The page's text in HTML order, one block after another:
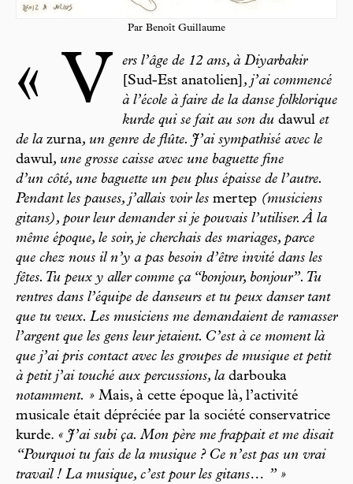
Par Benoît Guillaume
« V
ers l’âge de 12 ans, à Diyarbakir
[Sud-Est anatolien] , j’ai commencé
à l’école à faire de la danse folklorique
kurde qui se fait au son du dawul et
de la zurna, un genre de flûte. J’ai sympathisé avec le
dawul, une grosse caisse avec une baguette fine
d’un côté, une baguette un peu plus épaisse de l’autre.
Pendant les pauses, j’allais voir les mertep (musiciens
gitans), pour leur demander si je pouvais l’utiliser. À la
même époque, le soir, je cherchais des mariages, parce
que chez nous il n’y a pas besoin d’être invité dans les
fêtes. Tu peux y aller comme ça “bonjour, bonjour”. Tu
rentres dans l’équipe de danseurs et tu peux danser tant
que tu veux. Les musiciens me demandaient de ramasser
l’argent que les gens leur jetaient. C’est à ce moment là
que j’ai pris contact avec les groupes de musique et petit
à petit j’ai touché aux percussions, la darbouka
notamment. » Mais, à cette époque là, l’activité
musicale était dépréciée par la société conservatrice
kurde. « J’ai subi ça. Mon père me frappait et me disait
“Pourquoi tu fais de la musique ? Ce n’est pas un vrai
travail ! La musique, c’est pour les gitans… ” »